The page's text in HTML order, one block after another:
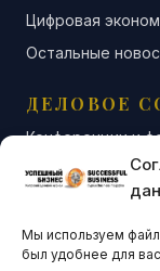
Мы используем
был удобнее для
Цифровая
Остальные
ДЕЛОВОЕ
Конференции и
Бизнес-клубы и
Остальные